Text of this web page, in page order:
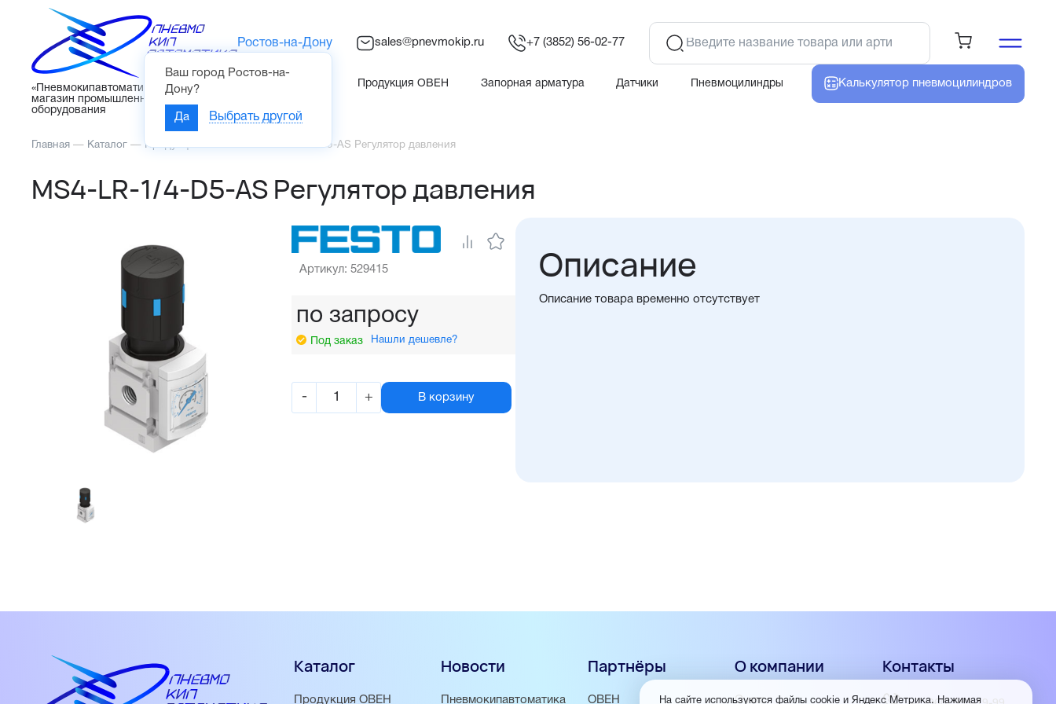
«Пневмокипавтоматика» – интернет-
магазин промышленного
оборудования
Ростов-на-Дону
Ваш город Ростов-на-
Дону?
Да Выбрать другой
sales@pnevmokip.ru +7 (3852) 56-02-77
Продукция ОВЕН Запорная арматура Датчики Пневмоцилиндры Калькулятор пневмоцилиндров
Главная — Каталог — Продукция FESTO —MS4-LR-1/4-D5-AS Регулятор давления
MS4-LR-1/4-D5-AS Регулятор давления
Артикул: 529415
по запросу
Под заказ Нашли дешевле?
- + В корзину
Описание
Описание товара временно отсутствует
Каталог
Продукция ОВЕН
Новости
Пневмокипавтоматика
Партнёры
ОВЕН
О компании
О нас
Контакты
На сайте используются файлы cookie и Яндекс Метрика. Нажимая